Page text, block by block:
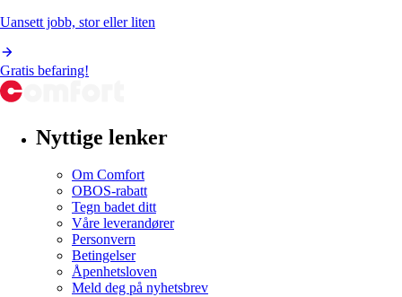
Uansett jobb, stor eller liten
Gratis befaring!
Nyttige lenker
Om Comfort
OBOS-rabatt
Tegn badet ditt
Våre leverandører
Personvern
Betingelser
Åpenhetsloven
Meld deg på nyhetsbrev